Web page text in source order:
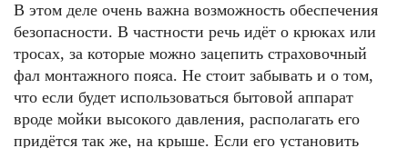
В этом деле очень важна возможность обеспечения
безопасности. В частности речь идёт о крюках или
тросах, за которые можно зацепить страховочный
фал монтажного пояса. Не стоит забывать и о том,
что если будет использоваться бытовой аппарат
вроде мойки высокого давления, располагать его
придётся так же, на крыше. Если его установить